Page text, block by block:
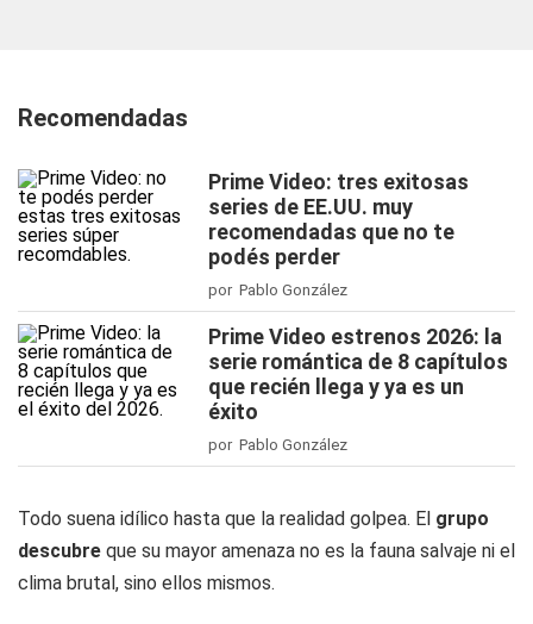
Recomendadas
Prime Video: tres exitosas
series de EE.UU. muy
recomendadas que no te
podés perder
por Pablo González
Prime Video estrenos 2026: la
serie romántica de 8 capítulos
que recién llega y ya es un
éxito
por Pablo González
Todo suena idílico hasta que la realidad golpea. El grupo
descubre que su mayor amenaza no es la fauna salvaje ni el
clima brutal, sino ellos mismos.